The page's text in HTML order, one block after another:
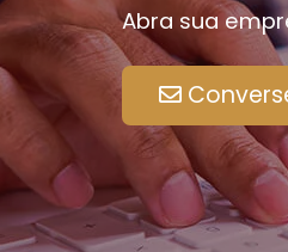
Abra sua